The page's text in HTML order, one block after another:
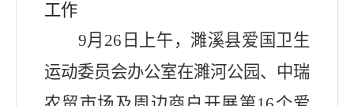
工作
9月 26 日上午， 濉溪县爱国卫生
运动委员会办公室在濉河公园、中瑞